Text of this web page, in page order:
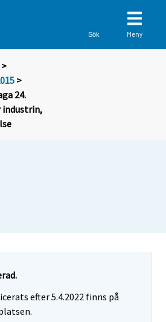
Sök Meny
>
>
24.
industrin,
efter 5.4.2022 finns på